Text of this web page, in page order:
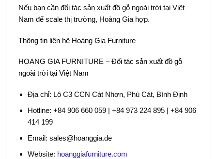
Nếu bạn cần đối tác sản xuất đồ gỗ ngoài trời tại Việt
Nam để scale thị trường, Hoàng Gia hợp.
Thông tin liên hệ Hoàng Gia Furniture
HOANG GIA FURNITURE – Đối tác sản xuất đồ gỗ
ngoài trời tại Việt Nam
Địa chỉ: Lô C3 CCN Cát Nhơn, Phù Cát, Bình Định
Hotline: +84 906 660 059 | +84 973 224 895 | +84 906
414 199
Email: sales@hoanggia.de
Website: hoanggiafurniture.com